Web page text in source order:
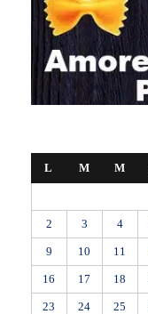
L M M
2 3 4
9 10 11
16 17 18
23 24 25